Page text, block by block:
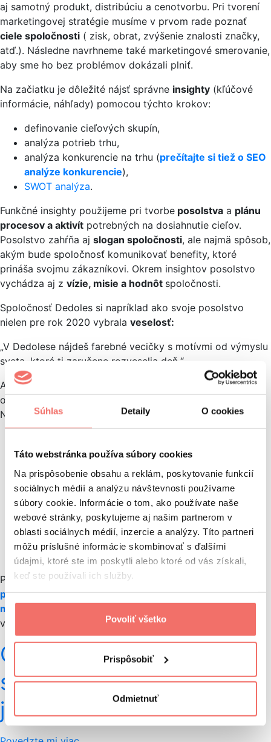
Súhlas Detaily O cookies
Táto webstránka používa súbory cookies
Na prispôsobenie obsahu a reklám, poskytovanie funkcií
sociálnych médií a analýzu návštevnosti používame
súbory cookie. Informácie o tom, ako používate naše
webové stránky, poskytujeme aj našim partnerom v
oblasti sociálnych médií, inzercie a analýzy. Títo partneri
môžu príslušné informácie skombinovať s ďalšími
údajmi, ktoré ste im poskytli alebo ktoré od vás získali,
keď ste používali ich služby.
Povoliť všetko
Prispôsobiť
Odmietnuť
aj samotný produkt, distribúciu a cenotvorbu. Pri tvorení
marketingovej stratégie musíme v prvom rade poznať
ciele spoločnosti ( zisk, obrat, zvýšenie znalosti značky,
atď.). Následne navrhneme také marketingové smerovanie,
aby sme ho bez problémov dokázali plniť.
Na začiatku je dôležité nájsť správne insighty (kľúčové
informácie, náhľady) pomocou týchto krokov:
definovanie cieľových skupín,
analýza potrieb trhu,
analýza konkurencie na trhu (prečítajte si tiež o SEO
analýze konkurencie),
SWOT analýza.
Funkčné insighty použijeme pri tvorbe posolstva a plánu
procesov a aktivít potrebných na dosiahnutie cieľov.
Posolstvo zahŕňa aj slogan spoločnosti, ale najmä spôsob,
akým bude spoločnosť komunikovať benefity, ktoré
prináša svojmu zákazníkovi. Okrem insightov posolstvo
vychádza aj z vízie, misie a hodnôt spoločnosti.
Spoločnosť Dedoles si napríklad ako svoje posolstvo
nielen pre rok 2020 vybrala veselosť:
„V Dedolese nájdeš farebné vecičky s motívmi od výmyslu
sveta, ktoré ti zaručene rozveselia deň.“
Ak tvoríme digitálnu marketingovú stratégiu, po analýze
online prostredia určíme
Následne môžeme navrhnúť stratégie pre tieto kanály:
stratégia platenej reklamny(PPC Performance
stratégia),
obsahová stratégia,
SEO stratégia(pre organickú návštevnosť
z vyhľadávania) +
linkbuilding stratégia
social media stratégia
e-mail marketingová stratégia
stratégia
automatizácie
Prečítajte si tiež článok od Juraja Saska
pre distribúciu online obsahualebo si ohľadom
marketingovej stratégie nechajte poradiť u nás
vo Visibility.
Chýba vám marketingová
stratégia? Pripravíme vám
ju na mieru